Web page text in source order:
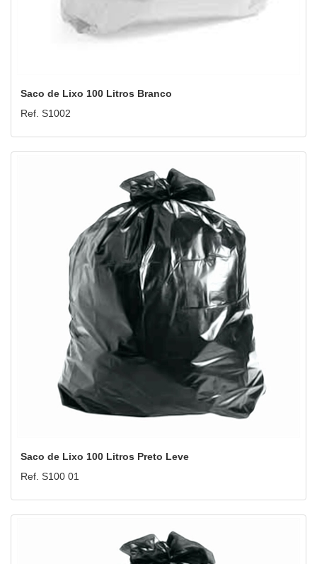
Saco de Lixo 100 Litros Branco
Ref. S1002
Saco de Lixo 100 Litros Preto Leve
Ref. S100 01